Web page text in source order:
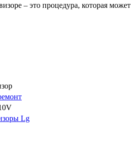
– это процедура, которая может
Lg